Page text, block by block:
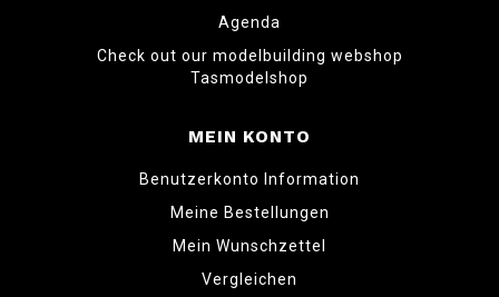
Agenda
Check out our modelbuilding webshop
Tasmodelshop
MEIN KONTO
Benutzerkonto Information
Meine Bestellungen
Mein Wunschzettel
Vergleichen